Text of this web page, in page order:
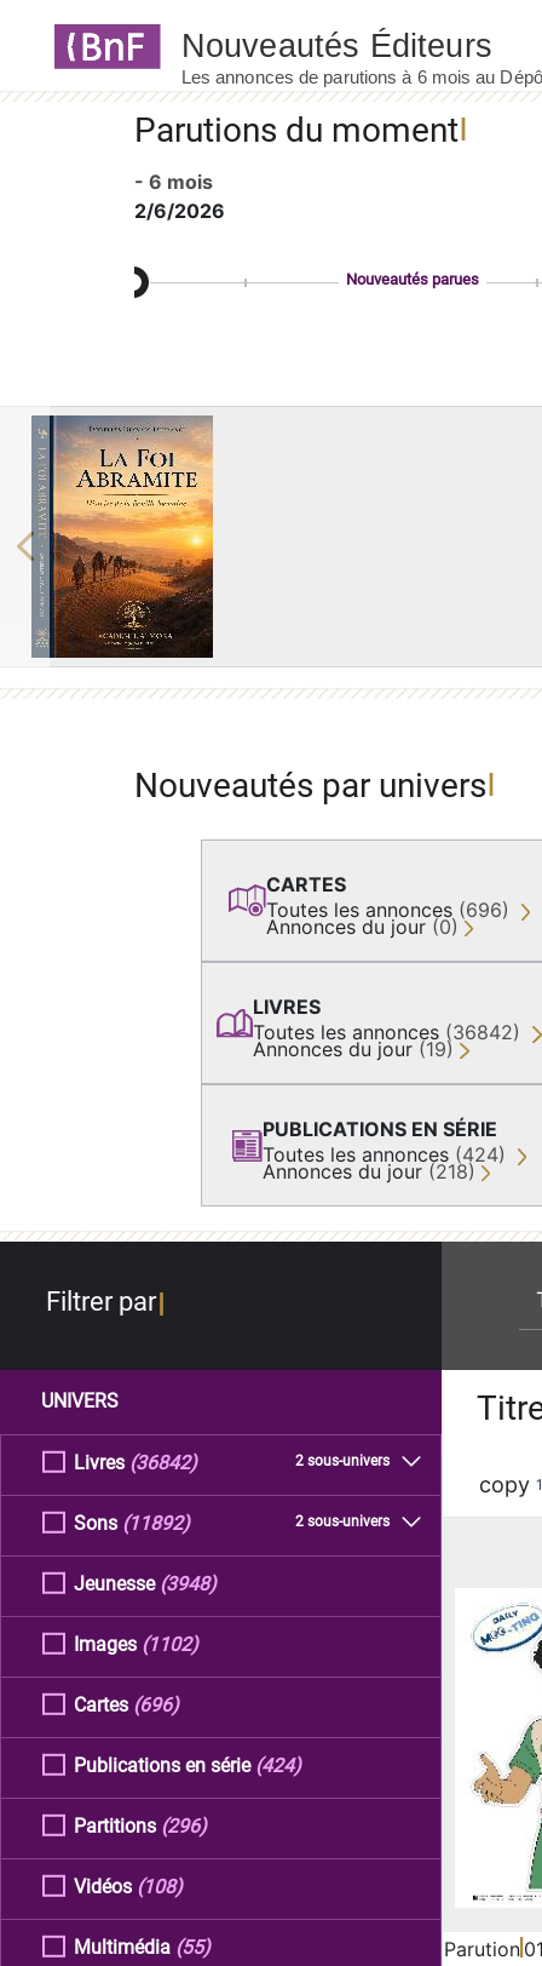
Parutions du moment
- 6 mois
2/6/2026
Nouveautés parues
Previous
Nouveautés par univers
CARTES
Toutes les annonces (696)
Annonces du jour (0)
LIVRES
Toutes les annonces (36842)
Annonces du jour (19)
PUBLICATIONS EN SÉRIE
Toutes les annonces (424)
Annonces du jour (218)
Filtrer par
UNIVERS
Livres 2 sous-univers
(36842)
Sons 2 sous-univers
(11892)
Jeunesse (3948)
Images (1102)
Cartes (696)
Publications en série (424)
Partitions (296)
Vidéos (108)
Multimédia (55)
copy
Parution